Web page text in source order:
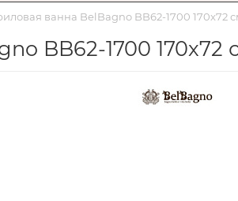
ванна BelBagno BB62-1700 170x72
BB62-1700 170x72